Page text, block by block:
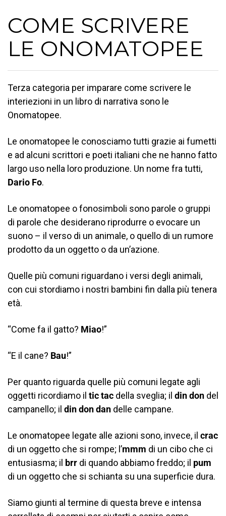
COME SCRIVERE
LE ONOMATOPEE
Terza categoria per imparare come scrivere le
interiezioni in un libro di narrativa sono le
Onomatopee.
Le onomatopee le conosciamo tutti grazie ai fumetti
e ad alcuni scrittori e poeti italiani che ne hanno fatto
largo uso nella loro produzione. Un nome fra tutti,
Dario Fo.
Le onomatopee o fonosimboli sono parole o gruppi
di parole che desiderano riprodurre o evocare un
suono – il verso di un animale, o quello di un rumore
prodotto da un oggetto o da un’azione.
Quelle più comuni riguardano i versi degli animali,
con cui stordiamo i nostri bambini fin dalla più tenera
età.
“Come fa il gatto? Miao!”
“E il cane? Bau!”
Per quanto riguarda quelle più comuni legate agli
oggetti ricordiamo il tic tac della sveglia; il din don del
campanello; il din don dan delle campane.
Le onomatopee legate alle azioni sono, invece, il crac
di un oggetto che si rompe; l’mmm di un cibo che ci
entusiasma; il brr di quando abbiamo freddo; il pum
di un oggetto che si schianta su una superficie dura.
Siamo giunti al termine di questa breve e intensa